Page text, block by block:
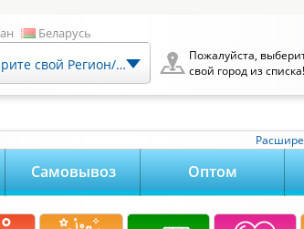
Беларусь
Россия (выберите свой Регион/Город)
Пожалуйста,
свой город из списка!
Самовывоз Оптом